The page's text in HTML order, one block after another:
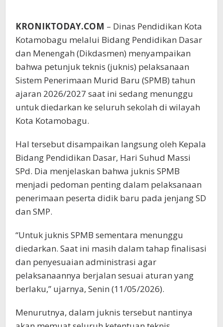
KRONIKTODAY.COM – Dinas Pendidikan Kota
Kotamobagu melalui Bidang Pendidikan Dasar
dan Menengah (Dikdasmen) menyampaikan
bahwa petunjuk teknis (juknis) pelaksanaan
Sistem Penerimaan Murid Baru (SPMB) tahun
ajaran 2026/2027 saat ini sedang menunggu
untuk diedarkan ke seluruh sekolah di wilayah
Kota Kotamobagu.
Hal tersebut disampaikan langsung oleh Kepala
Bidang Pendidikan Dasar, Hari Suhud Massi
SPd. Dia menjelaskan bahwa juknis SPMB
menjadi pedoman penting dalam pelaksanaan
penerimaan peserta didik baru pada jenjang SD
dan SMP.
“Untuk juknis SPMB sementara menunggu
diedarkan. Saat ini masih dalam tahap finalisasi
dan penyesuaian administrasi agar
pelaksanaannya berjalan sesuai aturan yang
berlaku,” ujarnya, Senin (11/05/2026).
Menurutnya, dalam juknis tersebut nantinya